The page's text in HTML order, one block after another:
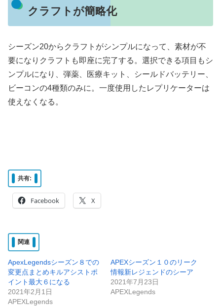
クラフトが簡略化
シーズン20からクラフトがシンプルになって、素材が不
要になりクラフトも即座に完了する。選択できる項目もシ
ンプルになり、弾薬、医療キット、シールドバッテリー、
ビーコンの4種類のみに。一度使用したレプリケーターは
使えなくなる。
共有:
Facebook X
関連
ApexLegendsシーズン８での
変更点まとめキルアシストポ
イント最大６になる
2021年2月1日
APEXLegends
APEXシーズン１０のリーク
情報新レジェンドのシーア
2021年7月23日
APEXLegends